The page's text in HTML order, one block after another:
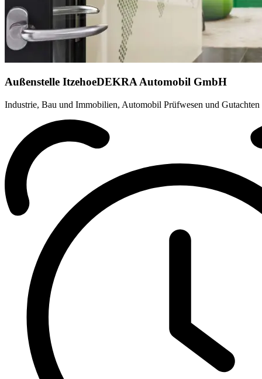
Außenstelle ItzehoeDEKRA Automobil GmbH
Industrie, Bau und Immobilien, Automobil Prüfwesen und Gutachten